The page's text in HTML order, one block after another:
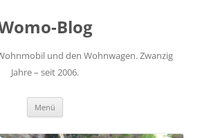
Blog
und den Wohnwagen. Zwanzig
Jahre – seit 2006.
Menü